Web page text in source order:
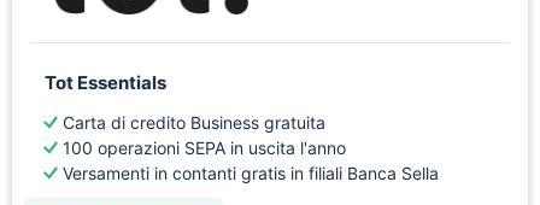
Tot Essentials
Carta di credito Business gratuita
100 operazioni SEPA in uscita l'anno
Versamenti in contanti gratis in filiali Banca Sella